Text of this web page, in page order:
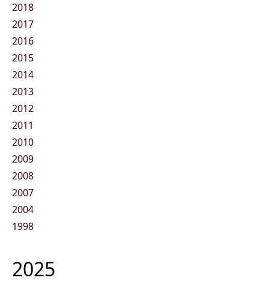
2018
2017
2016
2015
2014
2013
2012
2011
2010
2009
2008
2007
2004
1998
2025